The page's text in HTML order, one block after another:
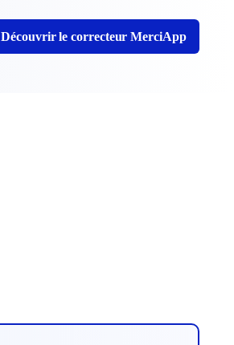
Découvrir le correcteur MerciApp